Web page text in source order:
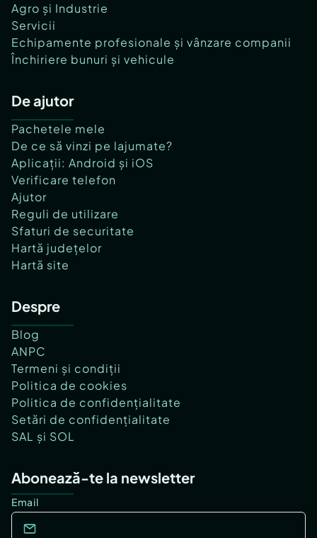
Agro și Industrie
Servicii
Echipamente profesionale și vânzare companii
Închiriere bunuri și vehicule
De ajutor
Pachetele mele
De ce să vinzi pe lajumate?
Aplicații: Android și iOS
Verificare telefon
Ajutor
Reguli de utilizare
Sfaturi de securitate
Hartă județelor
Hartă site
Despre
Blog
ANPC
Termeni și condiții
Politica de cookies
Politica de confidențialitate
Setări de confidențialitate
SAL și SOL
Abonează-te la newsletter
Email